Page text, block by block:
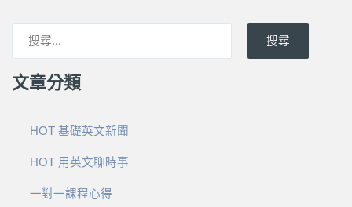
搜尋
文章分類
HOT 基礎英文新聞
HOT 用英文聊時事
一對一課程心得